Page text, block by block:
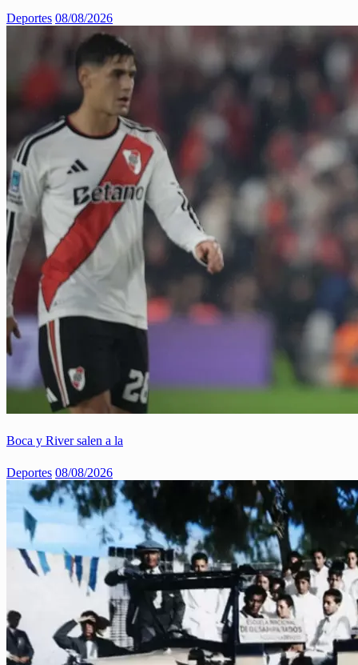
Deportes 08/08/2026
Boca y River salen a la
Deportes 08/08/2026